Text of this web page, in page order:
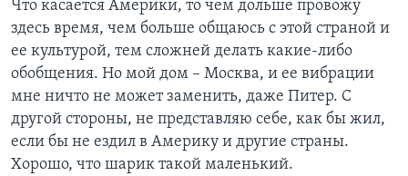
Что касается Америки, то чем дольше провожу
здесь время, чем больше общаюсь с этой страной и
ее культурой, тем сложней делать какие-либо
обобщения. Но мой дом – Москва, и ее вибрации
мне ничто не может заменить, даже Питер. С
другой стороны, не представляю себе, как бы жил,
если бы не ездил в Америку и другие страны.
Хорошо, что шарик такой маленький.